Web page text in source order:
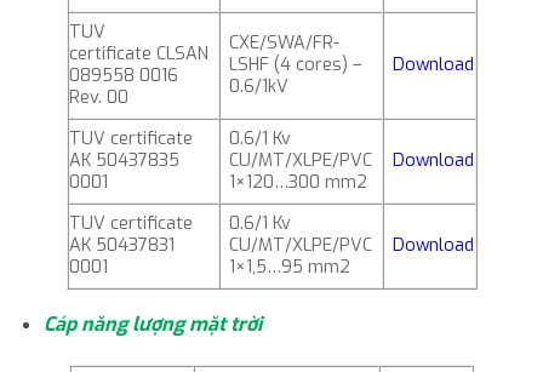
TUV
certificate CLSAN
089558 0016
Rev. 00
CXE/SWA/FR-
LSHF (4 cores) –
0.6/1kV
Download
TUV certificate
AK 50437835
0001
0.6/1 Kv
CU/MT/XLPE/PVC
1×120…300 mm2
Download
TUV certificate
AK 50437831
0001
0.6/1 Kv
CU/MT/XLPE/PVC
1×1,5…95 mm2
Download
Cáp năng lượng mặt trời